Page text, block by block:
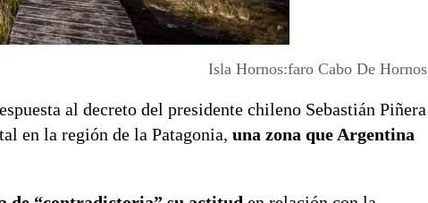
Isla Hornos:faro Cabo De Hornos
al decreto del presidente chileno Sebastián Piñera
en la región de la Patagonia, una zona que Argentina